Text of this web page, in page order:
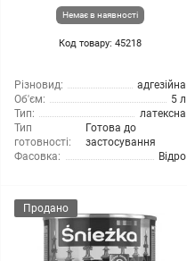
Немає в наявності
Код товару: 45218
Різновид:
адгезійна
Об'єм:
5 л
Тип:
латексна
Тип
готовності:
Готова до
застосування
Фасовка:
Відро
Продано